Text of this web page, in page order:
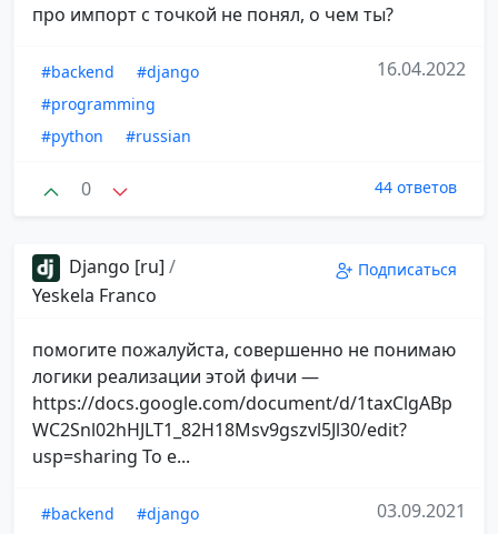
про импорт с точкой не понял, о чем ты?
#backend
#django
#programming
#python
#russian
16.04.2022
0 44 ответов
Django [ru] /
Yeskela Franco
Подписаться
помогите пожалуйста, совершенно не понимаю
логики реализации этой фичи —
https://docs.google.com/document/d/1taxClgABp
WC2Snl02hHJLT1_82H18Msv9gszvl5Jl30/edit?
usp=sharing То е...
#backend
#django
03.09.2021